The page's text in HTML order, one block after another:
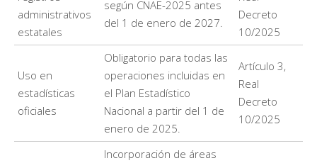
administrativos
estatales
según CNAE-2025 antes
del 1 de enero de 2027.
Decreto
10/2025
Uso en
estadísticas
oficiales
Obligatorio para todas las
operaciones incluidas en
el Plan Estadístico
Nacional a partir del 1 de
enero de 2025.
Artículo 3,
Real
Decreto
10/2025
Incorporación de áreas